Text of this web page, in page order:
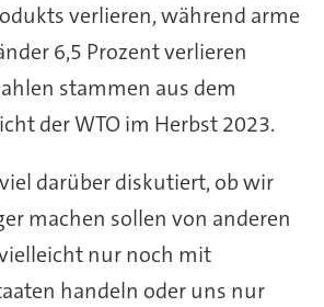
verlieren, während arme
6,5 Prozent verlieren
stammen aus dem
der WTO im Herbst 2023.
darüber diskutiert, ob wir
machen sollen von anderen
nur noch mit
handeln oder uns nur